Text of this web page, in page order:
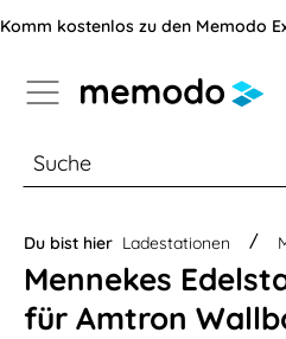
der B2B-Plattform
Komm kostenlos zu den Memodo
% Sale Module
Du bist hier Ladestationen
Mennekes
für Amtron